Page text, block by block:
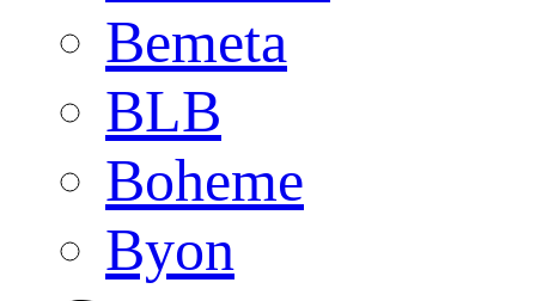
Bemeta
BLB
Boheme
Byon